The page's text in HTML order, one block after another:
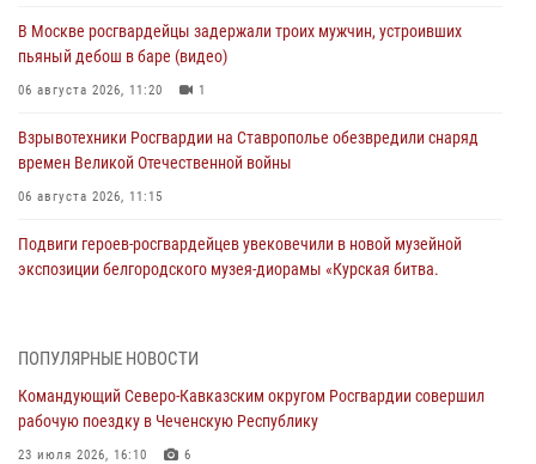
В Москве росгвардейцы задержали троих мужчин, устроивших
пьяный дебош в баре (видео)
06 августа 2026, 11:20 1
Взрывотехники Росгвардии на Ставрополье обезвредили снаряд
времен Великой Отечественной войны
06 августа 2026, 11:15
Подвиги героев‑росгвардейцев увековечили в новой музейной
экспозиции белгородского музея‑диорамы «Курская битва.
матче в Москве обеспечила Росгвардия (видео)
06 августа 2026, 10:13
ПОПУЛЯРНЫЕ НОВОСТИ
Командующий Северо-Кавказским округом Росгвардии совершил
рабочую поездку в Чеченскую Республику
23 июля 2026, 16:10 6